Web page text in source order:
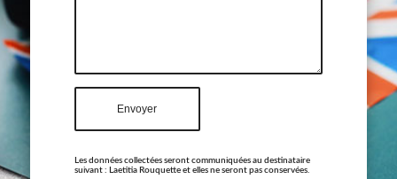
Les données collectées seront communiquées au destinataire
suivant : Laetitia Rouquette et elles ne seront pas conservées.